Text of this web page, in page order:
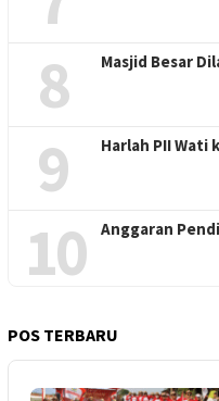
8 Masjid Besar
9 Harlah PII Wati
10 Anggaran
POS TERBARU